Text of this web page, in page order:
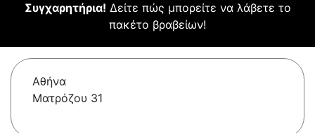
Συγχαρητήρια! Δείτε πώς μπορείτε να λάβετε το
πακέτο βραβείων!
Αθήνα
Ματρόζου 31